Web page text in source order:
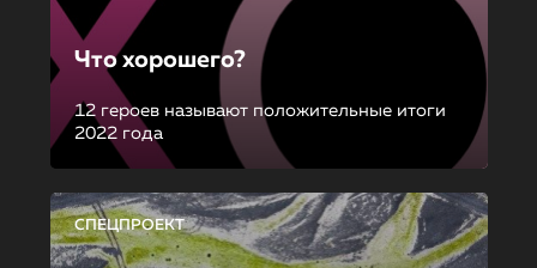
Что хорошего?
12 героев называют положительные итоги
2022 года
СПЕЦПРОЕКТ